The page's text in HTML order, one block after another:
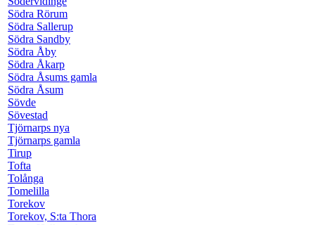
Södra Rörum
Södra Sallerup
Södra Sandby
Södra Åby
Södra Åkarp
Södra Åsums gamla
Södra Åsum
Sövde
Sövestad
Tjörnarps nya
Tjörnarps gamla
Tirup
Tofta
Tolånga
Tomelilla
Torekov
Torekov, S:ta Thora